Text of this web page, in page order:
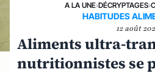
A LA UNE›DÉCRYPTAGES›
HABITUDES
12 août
Aliments ultra-
nutritionnistes se